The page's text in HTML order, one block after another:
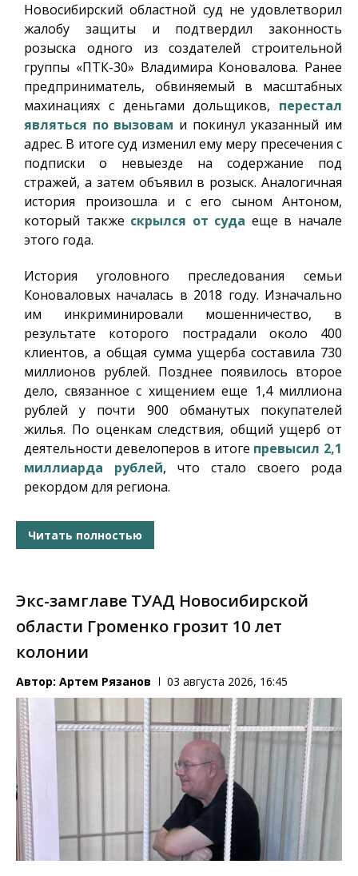
Новосибирский областной суд не удовлетворил
жалобу защиты и подтвердил законность
розыска одного из создателей строительной
группы «ПТК-30» Владимира Коновалова. Ранее
предприниматель, обвиняемый в масштабных
махинациях с деньгами дольщиков, перестал
являться по вызовам и покинул указанный им
адрес. В итоге суд изменил ему меру пресечения с
подписки о невыезде на содержание под
стражей, а затем объявил в розыск. Аналогичная
история произошла и с его сыном Антоном,
который также скрылся от суда еще в начале
этого года.
История уголовного преследования семьи
Коноваловых началась в 2018 году. Изначально
им инкриминировали мошенничество, в
результате которого пострадали около 400
клиентов, а общая сумма ущерба составила 730
миллионов рублей. Позднее появилось второе
дело, связанное с хищением еще 1,4 миллиона
рублей у почти 900 обманутых покупателей
жилья. По оценкам следствия, общий ущерб от
деятельности девелоперов в итоге превысил 2,1
миллиарда рублей, что стало своего рода
рекордом для региона.
Читать полностью
Экс-замглаве ТУАД Новосибирской
области Громенко грозит 10 лет
колонии
Автор: Артем Рязанов 03 августа 2026, 16:45